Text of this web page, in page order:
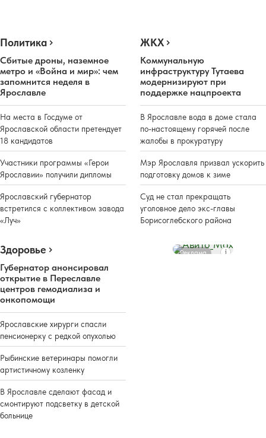
Политика
Сбитые дроны, наземное
метро и «Война и мир»: чем
запомнится неделя в
Ярославле
На места в Госдуме от
Ярославской области претендует
18 кандидатов
Участники программы «Герои
Ярославии» получили дипломы
Ярославский губернатор
встретился с коллективом завода
«Луч»
ЖКХ
Коммунальную
инфраструктуру Тутаева
модернизируют при
поддержке нацпроекта
В Ярославле вода в доме стала
по-настоящему горячей после
жалобы в прокуратуру
Мэр Ярославля призвал ускорить
подготовку домов к зиме
Суд не стал прекращать
уголовное дело экс-главы
Борисоглебского района
Здоровье
Губернатор анонсировал
открытие в Переславле
центров гемодиализа и
онкопомощи
Ярославские хирурги спасли
пенсионерку с редкой опухолью
Рыбинские ветеринары помогли
артистичному козленку
В Ярославле сделают фасад и
смонтируют подсветку в детской
больнице
Реклама